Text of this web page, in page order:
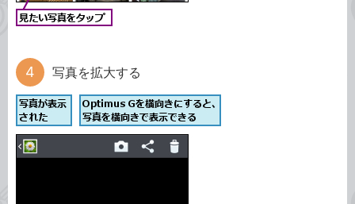
写真を拡大する